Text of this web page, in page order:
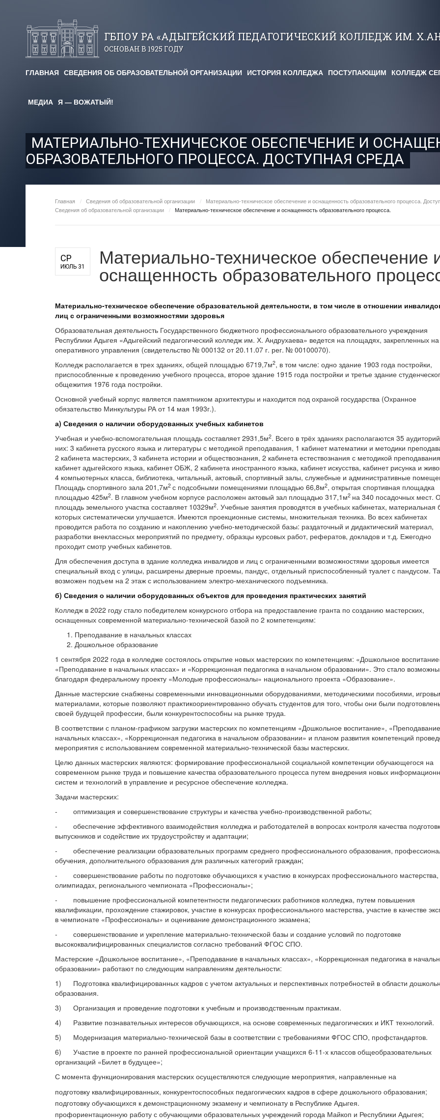
ГБПОУ РА «АДЫГЕЙСКИЙ ПЕДАГОГИЧЕСКИЙ КОЛЛЕДЖ ИМ.
ОСНОВАН В 1925 ГОДУ
ГЛАВНАЯ СВЕДЕНИЯ ОБ ОБРАЗОВАТЕЛЬНОЙ ОРГАНИЗАЦИИ ИСТОРИЯ КОЛЛЕДЖА ПОСТУПАЮЩИМ КОЛЛЕДЖ
Х. Андрухаева"
МЕДИА Я — ВОЖАТЫЙ!
МАТЕРИАЛЬНО-ТЕХНИЧЕСКОЕ ОБЕСПЕЧЕНИЕ И
ОБРАЗОВАТЕЛЬНОГО ПРОЦЕССА. ДОСТУПНАЯ СРЕДА
Главная / Сведения об образовательной организации / Материально-техническое обеспечение и оснащенность образовательного процесса.
Сведения об образовательной организации
/ Материально-техническое обеспечение и оснащенность образовательного процесса.
СР
ИЮЛЬ 31 Материально-техническое обеспечение
оснащенность образовательного
Материально-техническое обеспечение образовательной деятельности, в том числе в отношении
лиц с ограниченными возможностями здоровья
Образовательная деятельность Государственного бюджетного профессионального образовательного учреждения
Республики Адыгея «Адыгейский педагогический колледж им. Х. Андрухаева» ведется на площадях, закрепленных
оперативного управления (свидетельство № 000132 от 20.11.07 г. рег. № 00100070).
Колледж располагается в трех зданиях, общей площадью 6719,7м2, в том числе: одно здание 1903 года постройки,
приспособленные к проведению учебного процесса, второе здание 1915 года постройки и третье здание
общежития 1976 года постройки.
Основной учебный корпус является памятником архитектуры и находится под охраной государства (Охранное
обязательство Минкультуры РА от 14 мая 1993г.).
а) Сведения о наличии оборудованных учебных кабинетов
Учебная и учебно-вспомогательная площадь составляет 2931,5м2. Всего в трёх зданиях располагаются 35
них: 3 кабинета русского языка и литературы с методикой преподавания, 1 кабинет математики и методики
2 кабинета мастерских, 3 кабинета истории и обществознания, 2 кабинета естествознания с методикой
кабинет адыгейского языка, кабинет ОБЖ, 2 кабинета иностранного языка, кабинет искусства, кабинет рисунка и
4 компьютерных класса, библиотека, читальный, актовый, спортивный залы, служебные и административные
Площадь спортивного зала 201,7м2 с подсобными помещениями площадью 66,8м2, открытая спортивная площадка
площадью 425м2. В главном учебном корпусе расположен актовый зал площадью 317,1м2 на 340 посадочных мест.
площадь земельного участка составляет 10329м2. Учебные занятия проводятся в учебных кабинетах, материальная
которых систематически улучшается. Имеются проекционные системы, множительная техника. Во всех кабинетах
проводится работа по созданию и накоплению учебно-методической базы: раздаточный и дидактический материал,
разработки внеклассных мероприятий по предмету, образцы курсовых работ, рефератов, докладов и т.д. Ежегодно
проходит смотр учебных кабинетов.
Для обеспечения доступа в здание колледжа инвалидов и лиц с ограниченными возможностями здоровья имеется
специальный вход с улицы, расширены дверные проемы, пандус, отдельный приспособленный туалет с пандусом.
возможен подъем на 2 этаж с использованием электро-механического подъемника.
б) Сведения о наличии оборудованных объектов для проведения практических занятий
Колледж в 2022 году стало победителем конкурсного отбора на предоставление гранта по созданию мастерских,
оснащенных современной материально-технической базой по 2 компетенциям:
Преподавание в начальных классах
Дошкольное образование
1 сентября 2022 года в колледже состоялось открытие новых мастерских по компетенциям: «Дошкольное
«Преподавание в начальных классах» и «Коррекционная педагогика в начальном образовании». Это стало
благодаря федеральному проекту «Молодые профессионалы» национального проекта «Образование».
Данные мастерские снабжены современными инновационными оборудованиями, методическими пособиями,
материалами, которые позволяют практикоориентированно обучать студентов для того, чтобы они были
своей будущей профессии, были конкурентоспособны на рынке труда.
В соответствии с планом-графиком загрузки мастерских по компетенциям «Дошкольное воспитание»,
начальных классах», «Коррекционная педагогика в начальном образовании» и планом развития компетенций
мероприятия с использованием современной материально-технической базы мастерских.
Целю данных мастерских являются: формирование профессиональной социальной компетенции обучающегося на
современном рынке труда и повышение качества образовательного процесса путем внедрения новых
систем и технологий в управление и ресурсное обеспечение колледжа.
Задачи мастерских:
- оптимизация и совершенствование структуры и качества учебно-производственной работы;
- обеспечение эффективного взаимодействия колледжа и работодателей в вопросах контроля качества
выпускников и содействие их трудоустройству и адаптации;
- обеспечение реализации образовательных программ среднего профессионального образования,
обучения, дополнительного образования для различных категорий граждан;
- совершенствование работы по подготовке обучающихся к участию в конкурсах профессионального мастерства,
олимпиадах, регионального чемпионата «Профессионалы»;
- повышение профессиональной компетентности педагогических работников колледжа, путем повышения
квалификации, прохождение стажировок, участие в конкурсах профессионального мастерства, участие в качестве
в чемпионате «Профессионалы» и оценивание демонстрационного экзамена;
- совершенствование и укрепление материально-технической базы и создание условий по подготовке
высококвалифицированных специалистов согласно требований ФГОС СПО.
Мастерские «Дошкольное воспитание», «Преподавание в начальных классах», «Коррекционная педагогика в
образовании» работают по следующим направлениям деятельности:
1) Подготовка квалифицированных кадров с учетом актуальных и перспективных потребностей в области
образования.
3) Организация и проведение подготовки к учебным и производственным практикам.
4) Развитие познавательных интересов обучающихся, на основе современных педагогических и ИКТ технологий.
5) Модернизация материально-технической базы в соответствии с требованиями ФГОС СПО, профстандартов.
6) Участие в проекте по ранней профессиональной ориентации учащихся 6-11-х классов общеобразовательных
организаций «Билет в будущее»;
С момента функционирования мастерских осуществляются следующие мероприятия, направленные на
подготовку квалифицированных, конкурентоспособных педагогических кадров в сфере дошкольного образования;
подготовку обучающихся к демонстрационному экзамену и чемпионату в Республике Адыгея.
профориентационную работу с обучающими образовательных учреждений города Майкоп и Республики Адыгея;